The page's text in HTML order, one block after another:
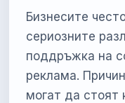
Бизнесите
сериозните
поддръжка на
реклама.
могат да стоят